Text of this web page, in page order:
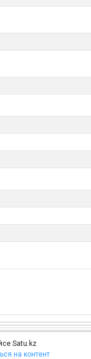
Satu.kz
на контент